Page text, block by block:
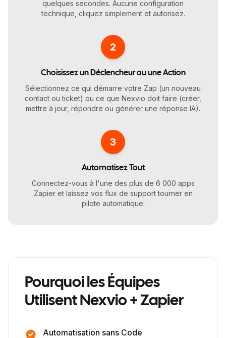
quelques secondes. Aucune configuration
technique, cliquez simplement et autorisez.
2
Choisissez un Déclencheur ou une Action
Sélectionnez ce qui démarre votre Zap (un nouveau
contact ou ticket) ou ce que Nexvio doit faire (créer,
mettre à jour, répondre ou générer une réponse IA).
3
Automatisez Tout
Connectez-vous à l'une des plus de 6 000 apps
Zapier et laissez vos flux de support tourner en
pilote automatique.
Pourquoi les Équipes
Utilisent Nexvio + Zapier
Automatisation sans Code